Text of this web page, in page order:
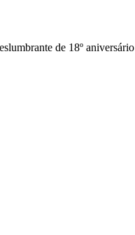
de 18º aniversário